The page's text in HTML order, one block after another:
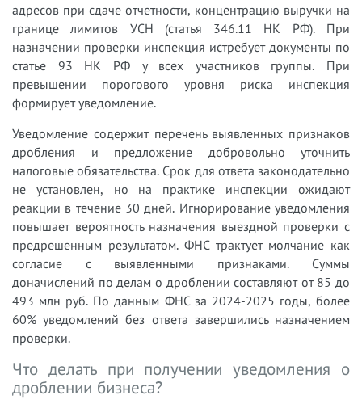
адресов при сдаче отчетности, концентрацию выручки на
границе лимитов УСН (статья 346.11 НК РФ). При
назначении проверки инспекция истребует документы по
статье 93 НК РФ у всех участников группы. При
превышении порогового уровня риска инспекция
формирует уведомление.
Уведомление содержит перечень выявленных признаков
дробления и предложение добровольно уточнить
налоговые обязательства. Срок для ответа законодательно
не установлен, но на практике инспекции ожидают
реакции в течение 30 дней. Игнорирование уведомления
повышает вероятность назначения выездной проверки с
предрешенным результатом. ФНС трактует молчание как
согласие с выявленными признаками. Суммы
доначислений по делам о дроблении составляют от 85 до
493 млн руб. По данным ФНС за 2024-2025 годы, более
60% уведомлений без ответа завершились назначением
проверки.
Что делать при получении уведомления о
дроблении бизнеса?